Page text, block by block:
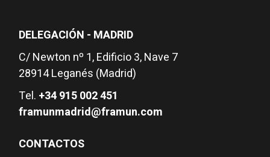
DELEGACIÓN - MADRID
C/ Newton nº 1, Edificio 3, Nave 7
28914 Leganés (Madrid)
Tel. +34 915 002 451
framunmadrid@framun.com
CONTACTOS